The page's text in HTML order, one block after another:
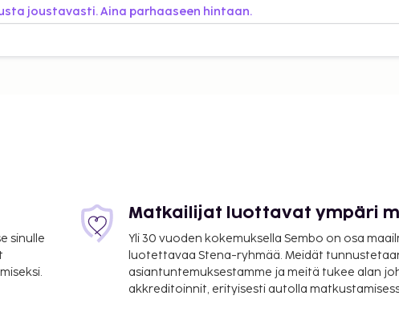
joustavasti. Aina parhaaseen hintaan.
sinulle
Matkailijat luottavat ympäri
Yli 30 vuoden kokemuksella Sembo on osa
luotettavaa Stena-ryhmää. Meidät
asiantuntemuksestamme ja meitä tukee alan
akkreditoinnit, erityisesti autolla